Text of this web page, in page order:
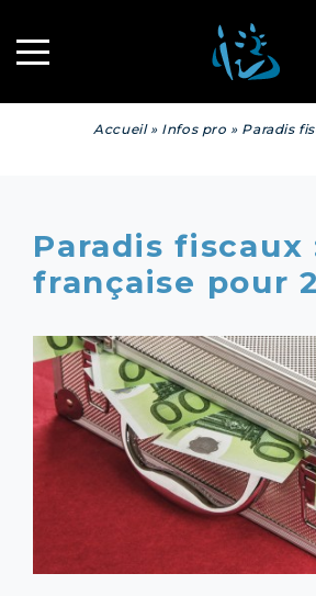
Engagé
Contact
Accueil» Infos pro » Paradis
Paradis fiscaux
française pour